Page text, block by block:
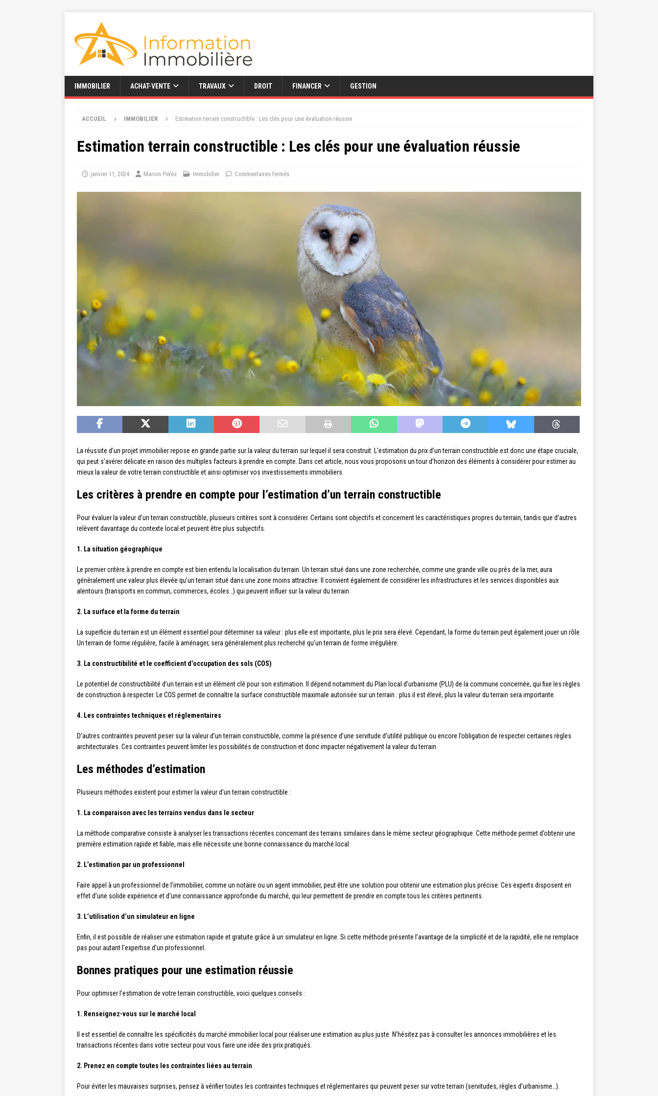
IMMOBILIER ACHAT-VENTE TRAVAUX DROIT FINANCER GESTION
ACCUEIL IMMOBILIER Estimation terrain constructible : Les clés pour une évaluation réussie
Estimation terrain constructible : Les clés pour une évaluation réussie
janvier 11, 2024 Marion Perez Immobilier Commentaires fermés
La réussite d’un projet immobilier repose en grande partie sur la valeur du terrain sur lequel il sera construit. L’estimation du prix d’un terrain constructible est donc une étape cruciale,
qui peut s’avérer délicate en raison des multiples facteurs à prendre en compte. Dans cet article, nous vous proposons un tour d’horizon des éléments à considérer pour estimer au
mieux la valeur de votre terrain constructible et ainsi optimiser vos investissements immobiliers.
Les critères à prendre en compte pour l’estimation d’un terrain constructible
Pour évaluer la valeur d’un terrain constructible, plusieurs critères sont à considérer. Certains sont objectifs et concernent les caractéristiques propres du terrain, tandis que d’autres
relèvent davantage du contexte local et peuvent être plus subjectifs.
1. La situation géographique
Le premier critère à prendre en compte est bien entendu la localisation du terrain. Un terrain situé dans une zone recherchée, comme une grande ville ou près de la mer, aura
généralement une valeur plus élevée qu’un terrain situé dans une zone moins attractive. Il convient également de considérer les infrastructures et les services disponibles aux
alentours (transports en commun, commerces, écoles…) qui peuvent influer sur la valeur du terrain.
2. La surface et la forme du terrain
La superficie du terrain est un élément essentiel pour déterminer sa valeur : plus elle est importante, plus le prix sera élevé. Cependant, la forme du terrain peut également jouer un rôle.
Un terrain de forme régulière, facile à aménager, sera généralement plus recherché qu’un terrain de forme irrégulière.
3. La constructibilité et le coefficient d’occupation des sols (COS)
Le potentiel de constructibilité d’un terrain est un élément clé pour son estimation. Il dépend notamment du Plan local d’urbanisme (PLU) de la commune concernée, qui fixe les règles
de construction à respecter. Le COS permet de connaître la surface constructible maximale autorisée sur un terrain : plus il est élevé, plus la valeur du terrain sera importante.
4. Les contraintes techniques et réglementaires
D’autres contraintes peuvent peser sur la valeur d’un terrain constructible, comme la présence d’une servitude d’utilité publique ou encore l’obligation de respecter certaines règles
architecturales. Ces contraintes peuvent limiter les possibilités de construction et donc impacter négativement la valeur du terrain.
Les méthodes d’estimation
Plusieurs méthodes existent pour estimer la valeur d’un terrain constructible :
1. La comparaison avec les terrains vendus dans le secteur
La méthode comparative consiste à analyser les transactions récentes concernant des terrains similaires dans le même secteur géographique. Cette méthode permet d’obtenir une
première estimation rapide et fiable, mais elle nécessite une bonne connaissance du marché local.
2. L’estimation par un professionnel
Faire appel à un professionnel de l’immobilier, comme un notaire ou un agent immobilier, peut être une solution pour obtenir une estimation plus précise. Ces experts disposent en
effet d’une solide expérience et d’une connaissance approfondie du marché, qui leur permettent de prendre en compte tous les critères pertinents.
3. L’utilisation d’un simulateur en ligne
Enfin, il est possible de réaliser une estimation rapide et gratuite grâce à un simulateur en ligne. Si cette méthode présente l’avantage de la simplicité et de la rapidité, elle ne remplace
pas pour autant l’expertise d’un professionnel.
Bonnes pratiques pour une estimation réussie
Pour optimiser l’estimation de votre terrain constructible, voici quelques conseils :
1. Renseignez-vous sur le marché local
Il est essentiel de connaître les spécificités du marché immobilier local pour réaliser une estimation au plus juste. N’hésitez pas à consulter les annonces immobilières et les
transactions récentes dans votre secteur pour vous faire une idée des prix pratiqués.
2. Prenez en compte toutes les contraintes liées au terrain
Pour éviter les mauvaises surprises, pensez à vérifier toutes les contraintes techniques et réglementaires qui peuvent peser sur votre terrain (servitudes, règles d’urbanisme…).